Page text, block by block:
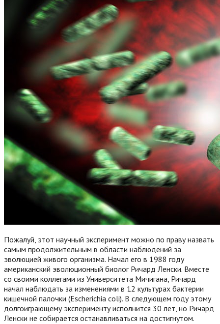
Пожалуй, этот научный эксперимент можно по праву назвать
самым продолжительным в области наблюдений за
эволюцией живого организма. Начал его в 1988 году
американский эволюционный биолог Ричард Ленски. Вместе
со своими коллегами из Университета Мичигана, Ричард
начал наблюдать за изменениями в 12 культурах бактерии
кишечной палочки (Escherichia coli). В следующем году этому
долгоиграющему эксперименту исполнится 30 лет, но Ричард
Ленски не собирается останавливаться на достигнутом.